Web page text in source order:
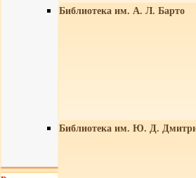
Библиотека им. А. Л. Барто
Библиотека им. Ю. Д.